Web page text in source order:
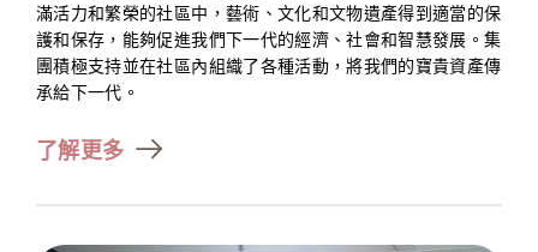
滿活力和繁榮的社區中，藝術、文化和文物遺產得到適當的保
護和保存，能夠促進我們下一代的經濟、社會和智慧發展。集
團積極支持並在社區內組織了各種活動，將我們的寶貴資產傳
承給下一代。
了解更多